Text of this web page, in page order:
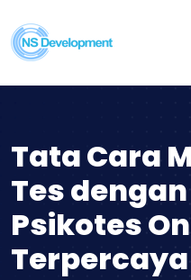
Tata Cara
Tes
Psikotes
Terpercaya